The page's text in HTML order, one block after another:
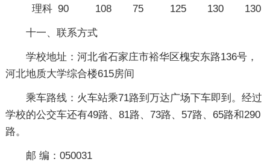
理科 90 108 75 125 130 130
十一、联系方式
学校地址：河北省石家庄市裕华区槐安东路136号，
河北地质大学综合楼615房间
乘车路线：火车站乘71路到万达广场下车即到。经过
学校的公交车还有49路、81路、73路、57路、65路和290
路。
邮 编：050031